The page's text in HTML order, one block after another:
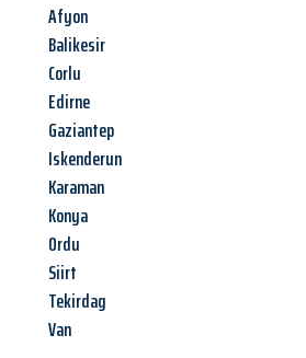
Afyon
Balikesir
Corlu
Edirne
Gaziantep
Iskenderun
Karaman
Konya
Ordu
Siirt
Tekirdag
Van